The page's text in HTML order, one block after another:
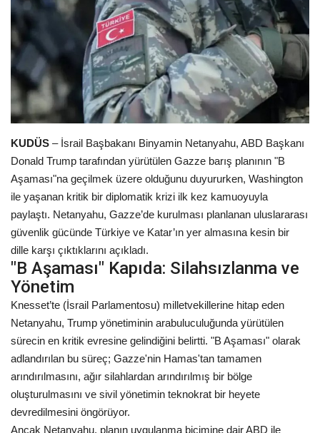
Siyaset
Galeriler
Yaşam
Künye
Sağlık
İletişim
Kültür Sanat
KUDÜS – İsrail Başbakanı Binyamin Netanyahu, ABD Başkanı
Donald Trump tarafından yürütülen Gazze barış planının "B
Aşaması"na geçilmek üzere olduğunu duyururken, Washington
ile yaşanan kritik bir diplomatik krizi ilk kez kamuoyuyla
paylaştı. Netanyahu, Gazze’de kurulması planlanan uluslararası
güvenlik gücünde Türkiye ve Katar’ın yer almasına kesin bir
dille karşı çıktıklarını açıkladı.
"B Aşaması" Kapıda: Silahsızlanma ve
Yönetim
Knesset’te (İsrail Parlamentosu) milletvekillerine hitap eden
Netanyahu, Trump yönetiminin arabuluculuğunda yürütülen
sürecin en kritik evresine gelindiğini belirtti. "B Aşaması" olarak
adlandırılan bu süreç; Gazze'nin Hamas'tan tamamen
arındırılmasını, ağır silahlardan arındırılmış bir bölge
oluşturulmasını ve sivil yönetimin teknokrat bir heyete
devredilmesini öngörüyor.
Ancak Netanyahu, planın uygulanma biçimine dair ABD ile